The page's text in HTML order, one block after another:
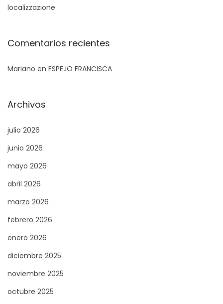
n
l
A
o
y
o
e
c
s
o
s
localizzazione
Comentarios recientes
Mariano en ESPEJO FRANCISCA
Archivos
julio 2026
junio 2026
mayo 2026
abril 2026
marzo 2026
febrero 2026
enero 2026
diciembre 2025
noviembre 2025
octubre 2025